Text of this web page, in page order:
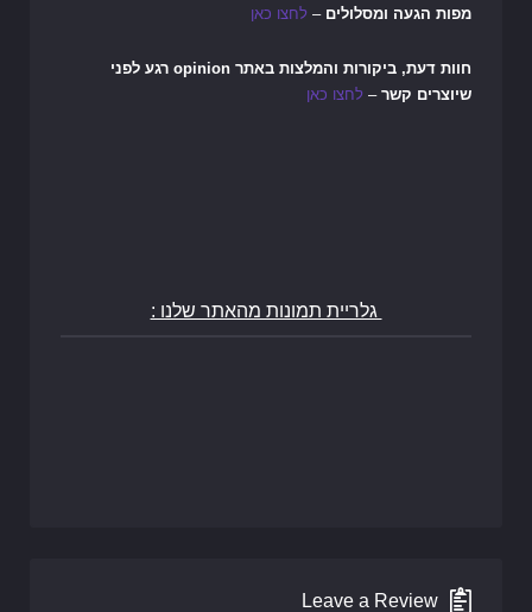
מפות הגעה ומסלולים – לחצו כאן
חוות דעת, ביקורות והמלצות באתר opinion רגע לפני
שיוצרים קשר – לחצו כאן
גלריית תמונות מהאתר שלנו :
Leave a Review